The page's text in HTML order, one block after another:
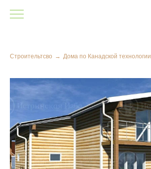
Строительтсво → Дома по Канадской технологии